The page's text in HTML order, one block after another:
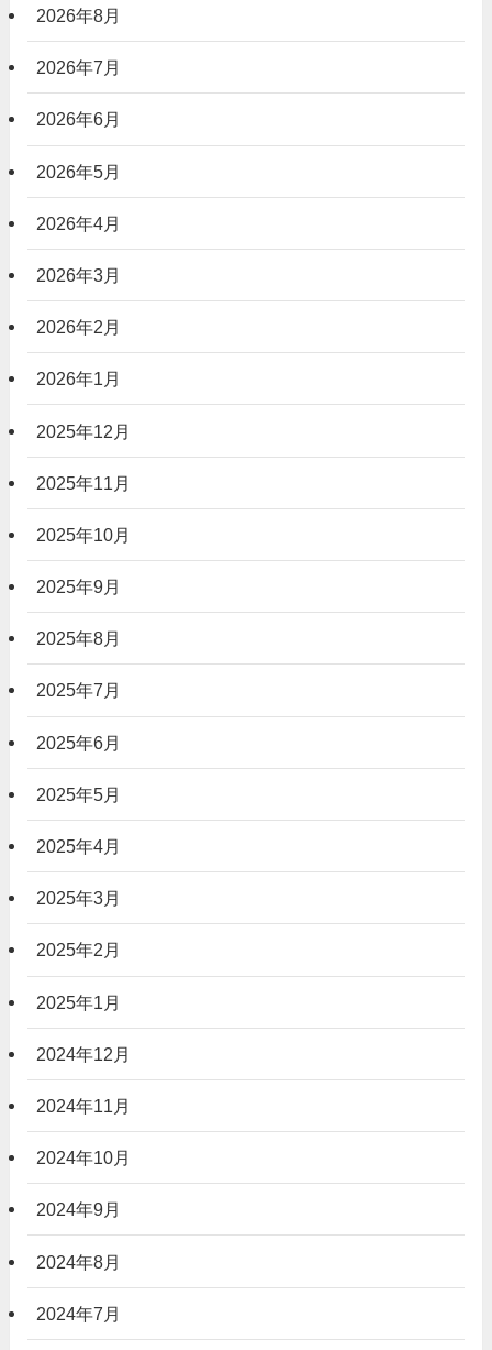
2026年8月
2026年7月
2026年6月
2026年5月
2026年4月
2026年3月
2026年2月
2026年1月
2025年12月
2025年11月
2025年10月
2025年9月
2025年8月
2025年7月
2025年6月
2025年5月
2025年4月
2025年3月
2025年2月
2025年1月
2024年12月
2024年11月
2024年10月
2024年9月
2024年8月
2024年7月